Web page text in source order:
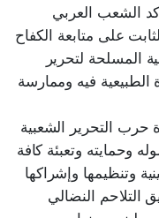
الشعب العربي
على متابعة الكفاح
المسلحة لتحرير
فيه وممارسة
حرب التحرير الشعبية
وحمايته وتعبئة كافة
وتنظيمها وإشراكها
التلاحم النضالي